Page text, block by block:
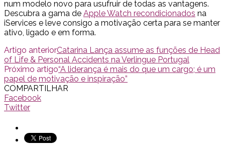
num modelo novo para usufruir de todas as vantagens.
Descubra a gama de Apple Watch recondicionados na
iServices e leve consigo a motivação certa para se manter
ativo, ligado e em forma.
Artigo anteriorCatarina Lança assume as funções de Head
of Life & Personal Accidents na Verlingue Portugal
Próximo artigo“A liderança é mais do que um cargo; é um
papel de motivação e inspiração”
COMPARTILHAR
Facebook
Twitter